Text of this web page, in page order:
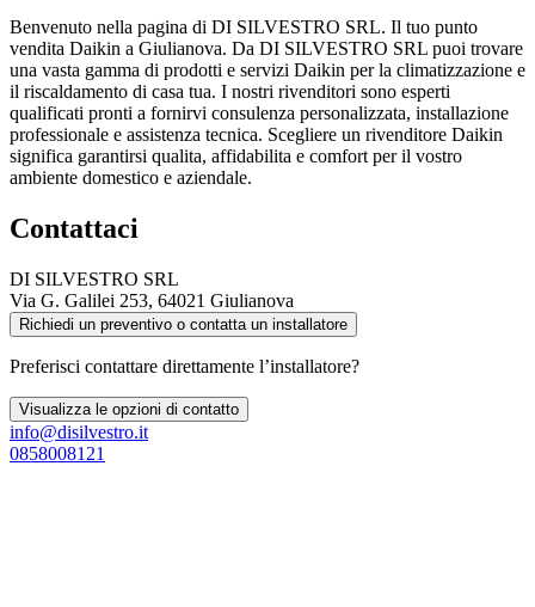
Benvenuto nella pagina di DI SILVESTRO SRL. Il tuo punto
vendita Daikin a Giulianova. Da DI SILVESTRO SRL puoi trovare
una vasta gamma di prodotti e servizi Daikin per la climatizzazione e
il riscaldamento di casa tua. I nostri rivenditori sono esperti
qualificati pronti a fornirvi consulenza personalizzata, installazione
professionale e assistenza tecnica. Scegliere un rivenditore Daikin
significa garantirsi qualita, affidabilita e comfort per il vostro
ambiente domestico e aziendale.
Contattaci
DI SILVESTRO SRL
Via G. Galilei 253, 64021 Giulianova
Richiedi un preventivo o contatta un installatore
Preferisci contattare direttamente l’installatore?
Visualizza le opzioni di contatto
info@disilvestro.it
0858008121